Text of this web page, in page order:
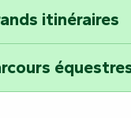
itinéraires
en